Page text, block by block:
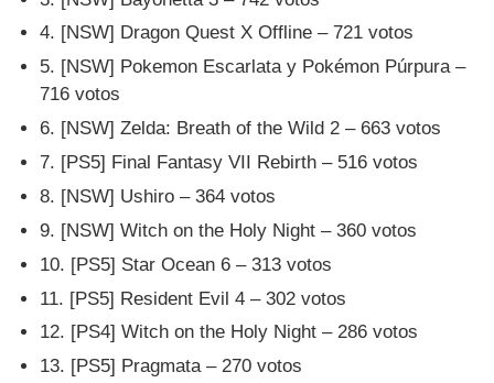
4. [NSW] Dragon Quest X Offline – 721 votos
5. [NSW] Pokemon Escarlata y Pokémon Púrpura –
716 votos
6. [NSW] Zelda: Breath of the Wild 2 – 663 votos
7. [PS5] Final Fantasy VII Rebirth – 516 votos
8. [NSW] Ushiro – 364 votos
9. [NSW] Witch on the Holy Night – 360 votos
10. [PS5] Star Ocean 6 – 313 votos
11. [PS5] Resident Evil 4 – 302 votos
12. [PS4] Witch on the Holy Night – 286 votos
13. [PS5] Pragmata – 270 votos